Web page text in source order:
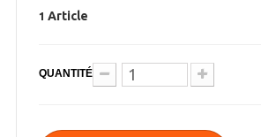
1 Article
QUANTITÉ